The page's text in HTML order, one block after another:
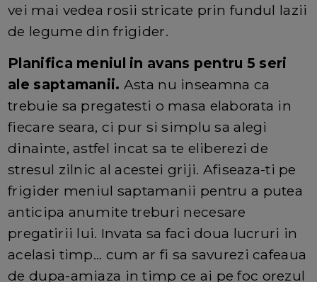
vei mai vedea rosii stricate prin fundul lazii
de legume din frigider.
Planifica meniul in avans pentru 5 seri
ale saptamanii. Asta nu inseamna ca
trebuie sa pregatesti o masa elaborata in
fiecare seara, ci pur si simplu sa alegi
dinainte, astfel incat sa te eliberezi de
stresul zilnic al acestei griji. Afiseaza-ti pe
frigider meniul saptamanii pentru a putea
anticipa anumite treburi necesare
pregatirii lui. Invata sa faci doua lucruri in
acelasi timp... cum ar fi sa savurezi cafeaua
de dupa-amiaza in timp ce ai pe foc orezul